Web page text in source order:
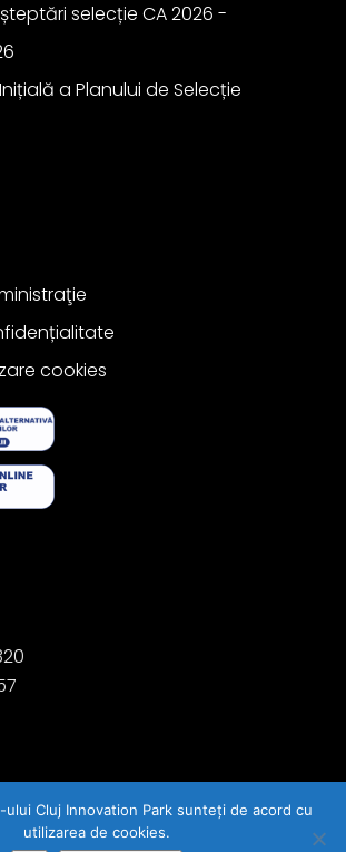
selecție CA 2026 -
a Planului de Selecție
cookies
ului Cluj Innovation Park sunteți de acord cu
utilizarea de cookies.